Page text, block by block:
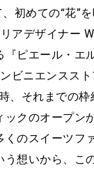
初めての“花”
アデザイナー
ピエール・エ
ビニエンスス
、それまでの
クのオープン
のスイーツフ
想いから、こ